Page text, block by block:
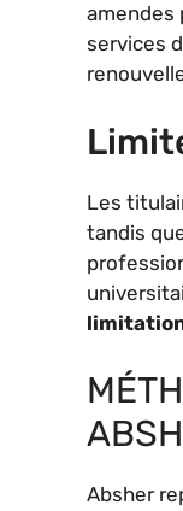
amendes
services
Les
tandis
Absher